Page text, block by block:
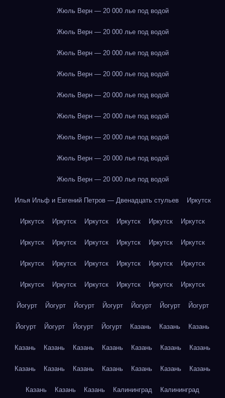
Жюль Верн — 20 000 лье под водой
Жюль Верн — 20 000 лье под водой
Жюль Верн — 20 000 лье под водой
Жюль Верн — 20 000 лье под водой
Жюль Верн — 20 000 лье под водой
Жюль Верн — 20 000 лье под водой
Жюль Верн — 20 000 лье под водой
Жюль Верн — 20 000 лье под водой
Жюль Верн — 20 000 лье под водой
Илья Ильф и Евгений Петров — Двенадцать стульев Иркутск
Иркутск Иркутск Иркутск Иркутск Иркутск Иркутск
Иркутск Иркутск Иркутск Иркутск Иркутск Иркутск
Иркутск Иркутск Иркутск Иркутск Иркутск Иркутск
Иркутск Иркутск Иркутск Иркутск Иркутск Иркутск
Йогурт Йогурт Йогурт Йогурт Йогурт Йогурт Йогурт
Йогурт Йогурт Йогурт Йогурт Казань Казань Казань
Казань Казань Казань Казань Казань Казань Казань
Казань Казань Казань Казань Казань Казань Казань
Казань Казань Казань Калининград Калининград